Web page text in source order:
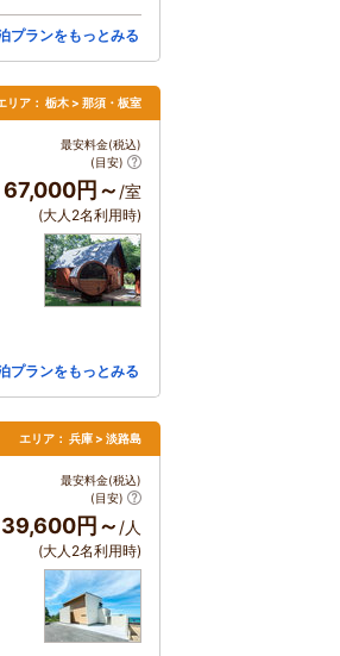
プランをもっとみる
リア： 栃木 > 那須・板室
最安料金(税込)
(目安)
67,000円～ /室
(大人2名利用時)
プランをもっとみる
エリア： 兵庫 > 淡路島
最安料金(税込)
(目安)
39,600円～ /人
(大人2名利用時)